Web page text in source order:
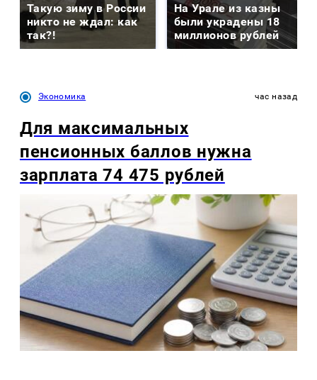
Такую зиму в России
никто не ждал: как
так?!
На Урале из казны
были украдены 18
миллионов рублей
Экономика час назад
Для максимальных
пенсионных баллов нужна
зарплата 74 475 рублей